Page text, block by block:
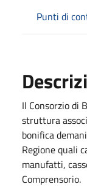
Punti di
Il Consorzio di
struttura
bonifica
Regione quali
manufatti,
Comprensorio.